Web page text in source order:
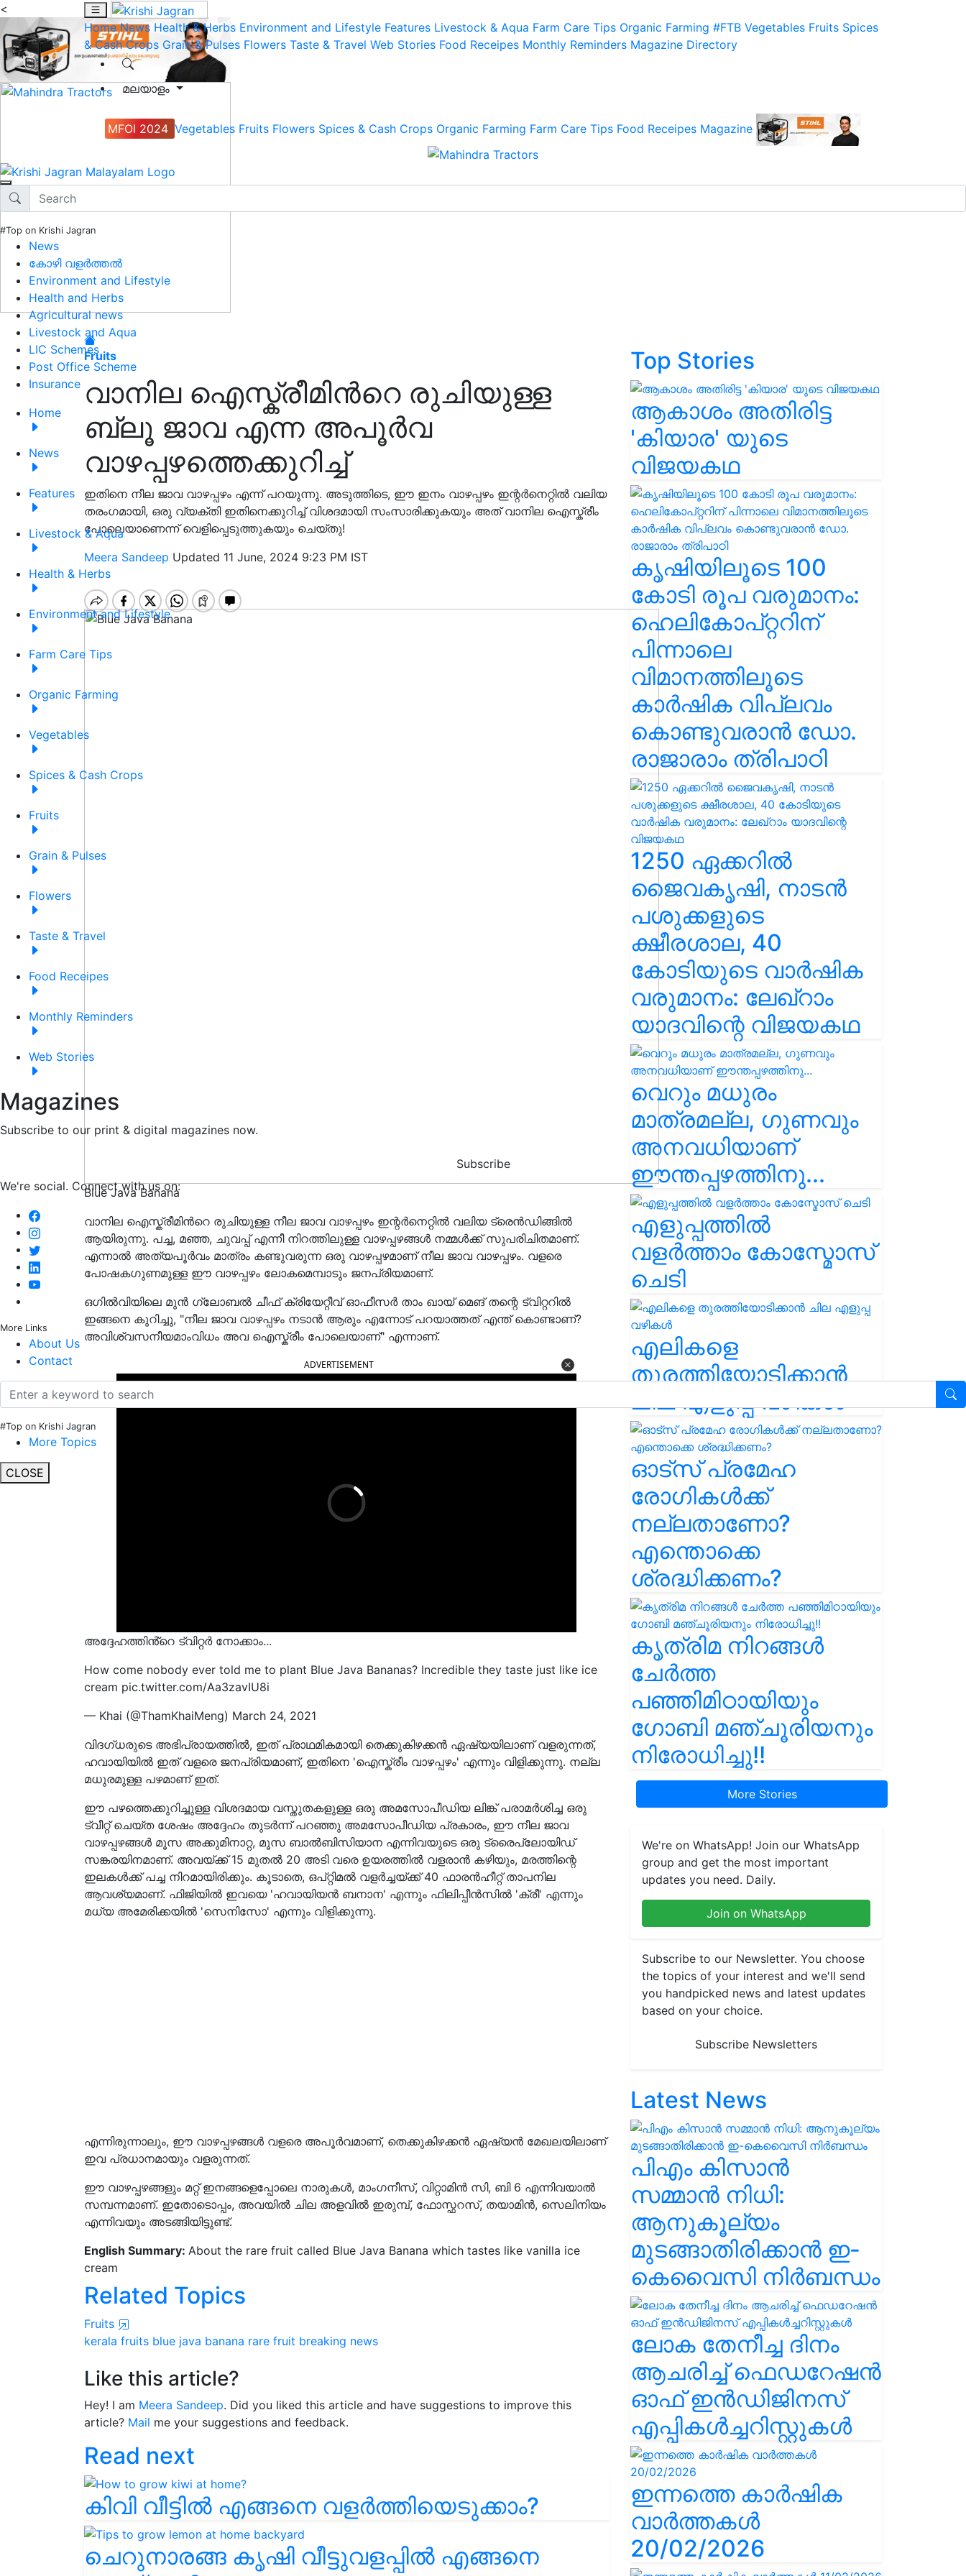
<
Home News Health & Herbs Environment and Lifestyle Features Livestock & Aqua Farm Care Tips Organic Farming #FTB Vegetables Fruits Spices
& Cash Crops Grain & Pulses Flowers Taste & Travel Web Stories Food Receipes Monthly Reminders Magazine Directory
മലയാളം
MFOI 2024 Vegetables Fruits Flowers Spices & Cash Crops Organic Farming Farm Care Tips Food Receipes Magazine
#Top on Krishi Jagran
News
കോഴി വളർത്തൽ
Environment and Lifestyle
Health and Herbs
Agricultural news
Livestock and Aqua
LIC Schemes
Post Office Scheme
Insurance
Home
News
Features
Livestock & Aqua
Health & Herbs
Environment and Lifestyle
Farm Care Tips
Organic Farming
Vegetables
Spices & Cash Crops
Fruits
Grain & Pulses
Flowers
Taste & Travel
Food Receipes
Monthly Reminders
Web Stories
Magazines
Subscribe to our print & digital magazines now.
Subscribe
We're social. Connect with us on:
More Links
About Us
Contact
#Top on Krishi Jagran
More Topics
CLOSE
Fruits
വാനില ഐസ്ക്രീമിൻറെ രുചിയുള്ള
ബ്ലൂ ജാവ എന്ന അപൂർവ
വാഴപ്പഴത്തെക്കുറിച്ച്
ഇതിനെ നീല ജാവ വാഴപ്പഴം എന്ന് പറയുന്നു. അടുത്തിടെ, ഈ ഇനം വാഴപ്പഴം ഇന്റർനെറ്റിൽ വലിയ
തരംഗമായി, ഒരു വ്യക്തി ഇതിനെക്കുറിച്ച് വിശദമായി സംസാരിക്കുകയും അത് വാനില ഐസ്ക്രീം
പോലെയാണെന്ന് വെളിപ്പെടുത്തുകയും ചെയ്തു!
Meera Sandeep Updated 11 June, 2024 9:23 PM IST
Blue Java Banana
വാനില ഐസ്ക്രീമിൻറെ രുചിയുള്ള നീല ജാവ വാഴപ്പഴം ഇന്റർനെറ്റിൽ വലിയ ട്രെൻഡിങ്ങിൽ
ആയിരുന്നു. പച്ച, മഞ്ഞ, ചുവപ്പ് എന്നീ നിറത്തിലുള്ള വാഴപ്പഴങ്ങൾ നമ്മൾക്ക് സുപരിചിതമാണ്.
എന്നാൽ അത്യപൂർവം മാത്രം കണ്ടുവരുന്ന ഒരു വാഴപ്പഴമാണ് നീല ജാവ വാഴപ്പഴം. വളരെ
പോഷകഗുണമുള്ള ഈ വാഴപ്പഴം ലോകമെമ്പാടും ജനപ്രിയമാണ്.
ഒഗിൽവിയിലെ മുൻ ഗ്ലോബൽ ചീഫ് ക്രിയേറ്റീവ് ഓഫീസർ താം ഖായ് മെങ് തന്റെ ട്വിറ്ററിൽ
ഇങ്ങനെ കുറിച്ചു, "നീല ജാവ വാഴപ്പഴം നടാൻ ആരും എന്നോട് പറയാത്തത് എന്ത് കൊണ്ടാണ്?
അവിശ്വസനീയമാംവിധം അവ ഐസ്ക്രീം പോലെയാണ്" എന്നാണ്.
ADVERTISEMENT
അദ്ദേഹത്തിൻ്റെ ട്വിറ്റർ നോക്കാം...
How come nobody ever told me to plant Blue Java Bananas? Incredible they taste just like ice
cream pic.twitter.com/Aa3zavIU8i
— Khai (@ThamKhaiMeng) March 24, 2021
വിദഗ്ധരുടെ അഭിപ്രായത്തിൽ, ഇത് പ്രാഥമികമായി തെക്കുകിഴക്കൻ ഏഷ്യയിലാണ് വളരുന്നത്,
ഹവായിയിൽ ഇത് വളരെ ജനപ്രിയമാണ്, ഇതിനെ 'ഐസ്ക്രീം വാഴപ്പഴം' എന്നും വിളിക്കുന്നു. നല്ല
മധുരമുള്ള പഴമാണ് ഇത്.
ഈ പഴത്തെക്കുറിച്ചുള്ള വിശദമായ വസ്തുതകളുള്ള ഒരു അമസോപീഡിയ ലിങ്ക് പരാമർശിച്ച ഒരു
ട്വീറ്റ് ചെയ്ത ശേഷം അദ്ദേഹം തുടർന്ന് പറഞ്ഞു അമസോപീഡിയ പ്രകാരം, ഈ നീല ജാവ
വാഴപ്പഴങ്ങൾ മൂസ അക്കുമിനാറ്റ, മൂസ ബാൽബിസിയാന എന്നിവയുടെ ഒരു ട്രൈപ്ലോയിഡ്
സങ്കരയിനമാണ്. അവയ്ക്ക് 15 മുതൽ 20 അടി വരെ ഉയരത്തിൽ വളരാൻ കഴിയും, മരത്തിന്റെ
ഇലകൾക്ക് പച്ച നിറമായിരിക്കും. കൂടാതെ, ഒപ്റ്റിമൽ വളർച്ചയ്ക്ക് 40 ഫാരൻഹീറ്റ് താപനില
ആവശ്യമാണ്. ഫിജിയിൽ ഇവയെ 'ഹവായിയൻ ബനാന' എന്നും ഫിലിപ്പീൻസിൽ 'ക്രീ' എന്നും
മധ്യ അമേരിക്കയിൽ 'സെനിസോ' എന്നും വിളിക്കുന്നു.
എന്നിരുന്നാലും, ഈ വാഴപ്പഴങ്ങൾ വളരെ അപൂർവമാണ്, തെക്കുകിഴക്കൻ ഏഷ്യൻ മേഖലയിലാണ്
ഇവ പ്രധാനമായും വളരുന്നത്.
ഈ വാഴപ്പഴങ്ങളും മറ്റ് ഇനങ്ങളെപ്പോലെ നാരുകൾ, മാംഗനീസ്, വിറ്റാമിൻ സി, ബി 6 എന്നിവയാൽ
സമ്പന്നമാണ്. ഇതോടൊപ്പം, അവയിൽ ചില അളവിൽ ഇരുമ്പ്, ഫോസ്ഫറസ്, തയാമിൻ, സെലിനിയം
എന്നിവയും അടങ്ങിയിട്ടുണ്ട്.
English Summary: About the rare fruit called Blue Java Banana which tastes like vanilla ice
cream
Related Topics
Fruits
kerala fruits blue java banana rare fruit breaking news
Like this article?
Hey! I am Meera Sandeep. Did you liked this article and have suggestions to improve this
article? Mail me your suggestions and feedback.
Read next
കിവി വീട്ടിൽ എങ്ങനെ വളർത്തിയെടുക്കാം?
ചെറുനാരങ്ങ കൃഷി വീട്ടുവളപ്പിൽ എങ്ങനെ
Top Stories
ആകാശം അതിരിട്ട
'കിയാര' യുടെ
വിജയകഥ
കൃഷിയിലൂടെ 100
കോടി രൂപ വരുമാനം:
ഹെലികോപ്റ്ററിന്
പിന്നാലെ
വിമാനത്തിലൂടെ
കാർഷിക വിപ്ലവം
കൊണ്ടുവരാൻ ഡോ.
രാജാരാം ത്രിപാഠി
1250 ഏക്കറിൽ
ജൈവകൃഷി, നാടൻ
പശുക്കളുടെ
ക്ഷീരശാല, 40
കോടിയുടെ വാർഷിക
വരുമാനം: ലേഖ്‌റാം
യാദവിന്റെ വിജയകഥ
വെറും മധുരം
മാത്രമല്ല, ഗുണവും
അനവധിയാണ്
ഈന്തപ്പഴത്തിനു...
എളുപ്പത്തിൽ
വളർത്താം കോസ്മോസ്
ചെടി
എലികളെ
തുരത്തിയോടിക്കാൻ
ചില എളുപ്പ വഴികൾ
ഓട്സ് പ്രമേഹ
രോഗികൾക്ക്
നല്ലതാണോ?
എന്തൊക്കെ
ശ്രദ്ധിക്കണം?
കൃത്രിമ നിറങ്ങൾ
ചേർത്ത
പഞ്ഞിമിഠായിയും
ഗോബി മഞ്ചൂരിയനും
നിരോധിച്ചു!!
More Stories
We're on WhatsApp! Join our WhatsApp
group and get the most important
updates you need. Daily.
Join on WhatsApp
Subscribe to our Newsletter. You choose
the topics of your interest and we'll send
you handpicked news and latest updates
based on your choice.
Subscribe Newsletters
Latest News
പിഎം കിസാൻ
സമ്മാൻ നിധി:
ആനുകൂല്യം
മുടങ്ങാതിരിക്കാൻ ഇ-
കെവൈസി നിർബന്ധം
ലോക തേനീച്ച ദിനം
ആചരിച്ച് ഫെഡറേഷൻ
ഓഫ് ഇൻഡിജിനസ്
എപ്പികൾച്ചറിസ്റ്റുകൾ
ഇന്നത്തെ കാർഷിക
വാർത്തകൾ
20/02/2026